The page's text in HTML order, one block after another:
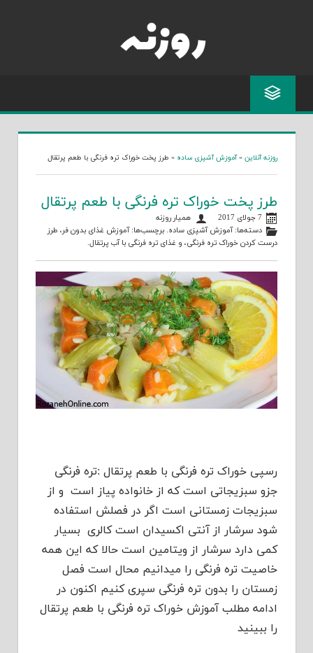
روزنه آنلاین »آموزش آشپزی ساده » طرز پخت خوراک تره فرنگی با طعم پرتقال
طرز پخت خوراک تره فرنگی با طعم پرتقال
7 جولای 2017
همیار روزنه
دسته‌ها:آموزش آشپزی ساده. برچسب‌ها:آموزش غذای بدون فر، طرز
درست کردن خوراک تره فرنگی، و غذای تره فرنگی با آب پرتقال.
رسپی خوراک تره فرنگی با طعم پرتقال :تره فرنگی
جزو سبزیجاتی است که از خانواده پیاز است و از
سبزیجات زمستانی است اگر در فصلش استفاده
شود سرشار از آنتی اکسیدان است کالری بسیار
کمی دارد سرشار از ویتامین است حالا که این همه
خاصیت تره فرنگی را میدانیم محال است فصل
زمستان را بدون تره فرنگی سپری کنیم اکنون در
ادامه مطلب آموزش خوراک تره فرنگی با طعم پرتقال
را ببینید